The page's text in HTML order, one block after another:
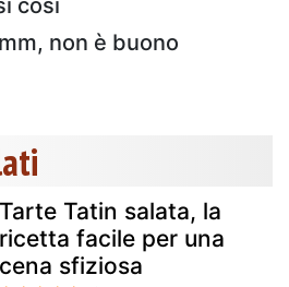
non è buono
Tarte Tatin salata, la
ricetta facile per una
cena sfiziosa